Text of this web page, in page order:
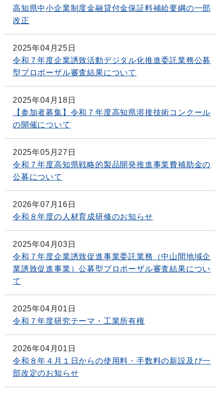
高知県中小企業制度金融貸付金保証料補給要綱の一部
改正
2025年04月25日
令和７年度企業誘致活動デジタル化推進委託業務公募
型プロポーザル審査結果について
2025年04月18日
【参加者募集】令和７年度高知県溶接技術コンクール
の開催について
2025年05月27日
令和７年度高知県戦略的製品開発推進事業費補助金の
公募について
2026年07月16日
令和８年度の人材育成研修のお知らせ
2025年04月03日
令和７年度企業誘致促進事業委託業務（中山間地域企
業誘致促進事業）公募型プロポーザル審査結果につい
て
2025年04月01日
令和７年度研究テーマ・工業所有権
2026年04月01日
令和８年４月１日からの使用料・手数料の新設及び一
部改定のお知らせ